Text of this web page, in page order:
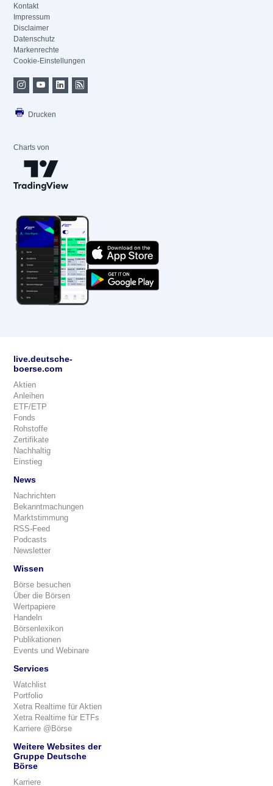
Kontakt
Impressum
Disclaimer
Datenschutz
Markenrechte
Cookie-Einstellungen
Drucken
Charts von
live.deutsche-
boerse.com
Aktien
Anleihen
ETF/ETP
Fonds
Rohstoffe
Zertifikate
Nachhaltig
Einstieg
News
Nachrichten
Bekanntmachungen
Marktstimmung
RSS-Feed
Podcasts
Newsletter
Wissen
Börse besuchen
Über die Börsen
Wertpapiere
Handeln
Börsenlexikon
Publikationen
Events und Webinare
Services
Watchlist
Portfolio
Xetra Realtime für Aktien
Xetra Realtime für ETFs
Karriere @Börse
Weitere Websites der
Gruppe Deutsche
Börse
Karriere